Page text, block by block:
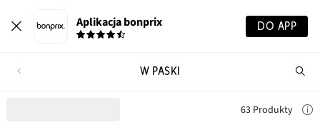
Aplikacja bonprix DO APP
W PASKI
63 Produkty